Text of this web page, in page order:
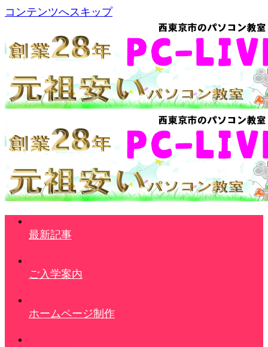
コンテンツへスキップ
最新記事
ご入学案内
ホームページ制作